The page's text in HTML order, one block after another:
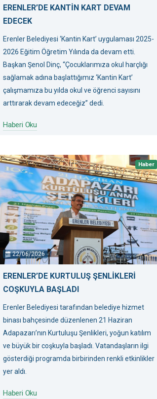
ERENLER’DE KANTİN KART DEVAM
EDECEK
Erenler Belediyesi ‘Kantin Kart’ uygulaması 2025-
2026 Eğitim Öğretim Yılında da devam etti.
Başkan Şenol Dinç, “Çocuklarımıza okul harçlığı
sağlamak adına başlattığımız ‘Kantin Kart’
çalışmamıza bu yılda okul ve öğrenci sayısını
arttırarak devam edeceğiz” dedi.
Haberi Oku
Haber
22/06/2026
ERENLER’DE KURTULUŞ ŞENLİKLERİ
COŞKUYLA BAŞLADI
Erenler Belediyesi tarafından belediye hizmet
binası bahçesinde düzenlenen 21 Haziran
Adapazarı’nın Kurtuluşu Şenlikleri, yoğun katılım
ve büyük bir coşkuyla başladı. Vatandaşların ilgi
gösterdiği programda birbirinden renkli etkinlikler
yer aldı.
Haberi Oku